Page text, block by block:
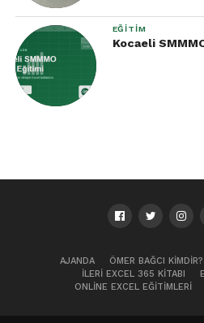
EĞITIM
Kocaeli
AJANDA ÖMER BAĞCI KIMDIR?
İLERI EXCEL 365 KITABI
ONLINE EXCEL EĞITIMLERI